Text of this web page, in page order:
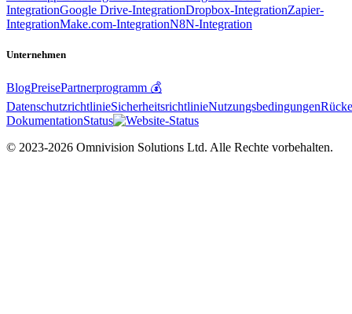
IntegrationGoogle Drive-IntegrationDropbox-IntegrationZapier-
IntegrationMake.com-IntegrationN8N-Integration
Unternehmen
BlogPreisePartnerprogramm 💰
DatenschutzrichtlinieSicherheitsrichtlinieNutzungsbedingungen
DokumentationStatus
© 2023-2026 Omnivision Solutions Ltd. Alle Rechte vorbehalten.